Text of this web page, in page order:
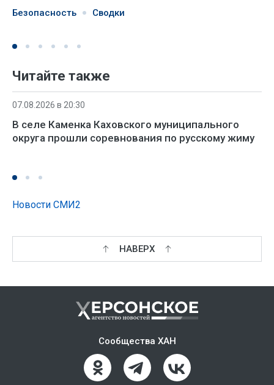
Безопасность Сводки
Читайте также
07.08.2026 в 20:30
В селе Каменка Каховского муниципального
округа прошли соревнования по русскому жиму
Новости СМИ2
НАВЕРХ
Сообщества ХАН